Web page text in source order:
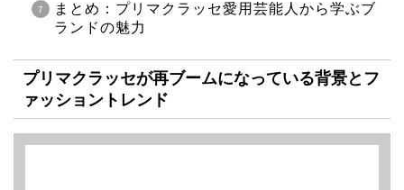
まとめ：プリマクラッセ愛用芸能人から学ぶブ
ランドの魅力
プリマクラッセが再ブームになっている背景とフ
ァッショントレンド